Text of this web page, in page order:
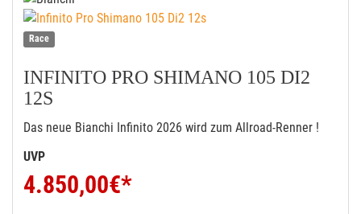
Race
INFINITO PRO SHIMANO 105 DI2
12S
Das neue Bianchi Infinito 2026 wird zum Allroad-Renner !
UVP
4.850,00€*